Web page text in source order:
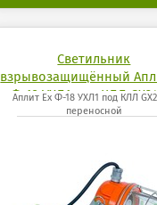
Светильник
взрывозащищённый
Ф-18 УХЛ1 под КЛЛ
переносной
Аплит Ех Ф-18 УХЛ1 под КЛЛ
переносной